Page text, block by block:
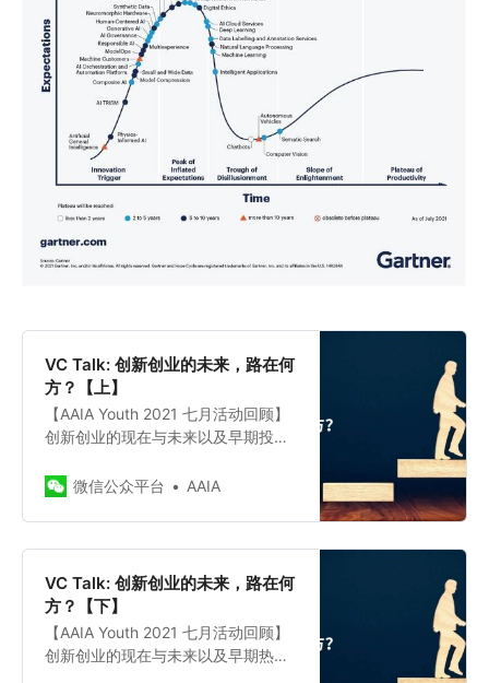
VC Talk: 创新创业的未来，路在何
方？【上】
【AAIA Youth 2021 七月活动回顾】
创新创业的现在与未来以及早期投资
微信公众平台
AAIA
VC Talk: 创新创业的未来，路在何
方？【下】
【AAIA Youth 2021 七月活动回顾】
创新创业的现在与未来以及早期热点